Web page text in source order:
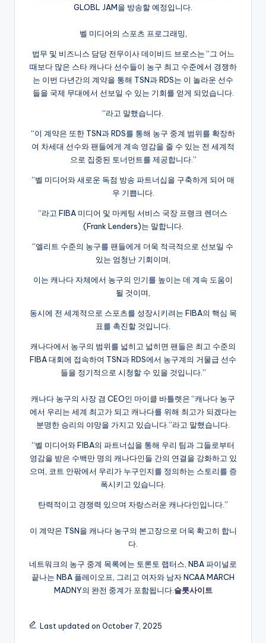
GLOBL JAM을 방송할 예정입니다.
벨 미디어의 스포츠 프로그래밍,
법무 및 비즈니스 담당 전무이사 데이비드 브로스는 “그 어느
때보다 많은 스타 캐나다 선수들이 농구 최고 수준에서 경쟁하
는 이번 다년간의 계약을 통해 TSN과 RDS는 이 놀라운 선수
들을 국제 무대에서 선보일 수 있는 기회를 얻게 되었습니다.
“라고 말했습니다.
“이 계약은 또한 TSN과 RDS를 통해 농구 중계 범위를 확장하
여 차세대 선수와 팬들에게 계속 영감을 줄 수 있는 전 세계적
으로 집중된 토너먼트를 제공합니다.”
“벨 미디어와 새로운 독점 방송 파트너십을 구축하게 되어 매
우 기쁩니다.
“라고 FIBA 미디어 및 마케팅 서비스 국장 프랭크 렌더스
(Frank Lenders)는 말합니다.
“엘리트 수준의 농구를 팬들에게 더욱 적극적으로 선보일 수
있는 엄청난 기회이며,
이는 캐나다 자체에서 농구의 인기를 높이는 데 계속 도움이
될 것이며,
동시에 전 세계적으로 스포츠를 성장시키려는 FIBA의 핵심 목
표를 촉진할 것입니다.
캐나다에서 농구의 범위를 넓히고 넓히면 팬들은 최고 수준의
FIBA 대회에 접속하여 TSN과 RDS에서 농구계의 거물급 선수
들을 정기적으로 시청할 수 있을 것입니다.”
캐나다 농구의 사장 겸 CEO인 마이클 바틀렛은 “캐나다 농구
에서 우리는 세계 최고가 되고 캐나다를 위해 최고가 되겠다는
분명한 승리의 야망을 가지고 있습니다.”라고 말했습니다.
“벨 미디어와 FIBA의 파트너십을 통해 우리 팀과 그들로부터
영감을 받은 수백만 명의 캐나다인들 간의 연결을 강화하고 있
으며, 코트 안팎에서 우리가 누구인지를 정의하는 스토리를 증
폭시키고 있습니다.
탄력적이고 경쟁력 있으며 자랑스러운 캐나다인입니다.”
이 계약은 TSN을 캐나다 농구의 본고장으로 더욱 확고히 합니
다.
네트워크의 농구 중계 목록에는 토론토 랩터스, NBA 파이널로
끝나는 NBA 플레이오프, 그리고 여자와 남자 NCAA MARCH
MADNY의 완전 중계가 포함됩니다.슬롯사이트
Last updated on October 7, 2025